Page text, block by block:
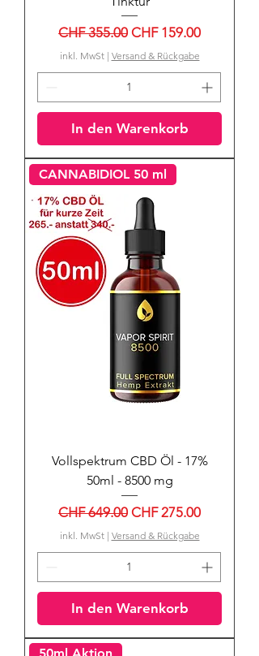
Standardpreis
CHF 355.00 Sale-Preis
CHF 159.00
inkl. MwSt| Versand & Rückgabe
In den Warenkorb
CANNABIDIOL 50 ml
Vollspektrum CBD Öl - 17%
50ml - 8500 mg
Standardpreis
CHF 649.00 Sale-Preis
CHF 275.00
inkl. MwSt| Versand & Rückgabe
In den Warenkorb